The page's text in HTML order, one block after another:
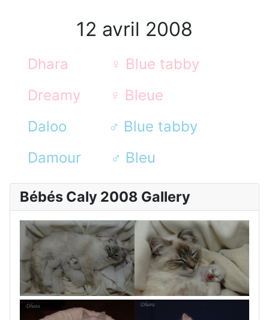
12 avril 2008
Dhara ♀ Blue tabby
Dreamy
♀ Bleue
Daloo
♂ Blue tabby
Damour
♂ Bleu
Bébés Caly 2008 Gallery